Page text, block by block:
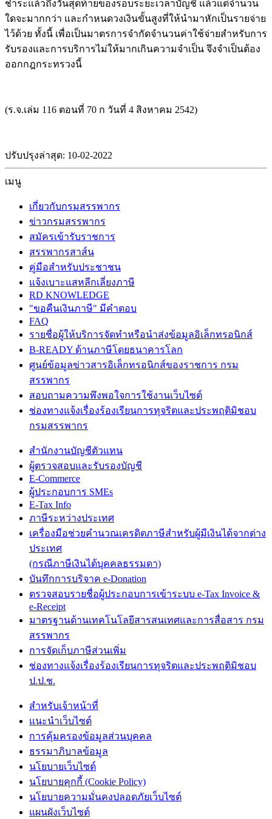
ชำระแล้วถึงวันสุดท้ายของรอบระยะเวลาบัญชี แล้วแต่จำนวน
ใดจะมากกว่า และกำหนดวงเงินขั้นสูงที่ให้นำมาหักเป็นรายจ่าย
ไว้ด้วย ทั้งนี้ เพื่อเป็นมาตรการจำกัดจำนวนค่าใช้จ่ายสำหรับการ
รับรองและการบริการไม่ให้มากเกินความจำเป็น จึงจำเป็นต้อง
ออกกฎกระทรวงนี้
(ร.จ.เล่ม 116 ตอนที่ 70 ก วันที่ 4 สิงหาคม 2542)
ปรับปรุงล่าสุด: 10-02-2022
เมนู
เกี่ยวกับกรมสรรพากร
ข่าวกรมสรรพากร
สมัครเข้ารับราชการ
สรรพากรสาส์น
คู่มือสำหรับประชาชน
แจ้งเบาะแสหลีกเลี่ยงภาษี
RD KNOWLEDGE
"ขอคืนเงินภาษี" มีคำตอบ
FAQ
รายชื่อผู้ให้บริการจัดทำหรือนำส่งข้อมูลอิเล็กทรอนิกส์
B-READY ด้านภาษีโดยธนาคารโลก
ศูนย์ข้อมูลข่าวสารอิเล็กทรอนิกส์ของราชการ กรม
สรรพากร
สอบถามความพึงพอใจการใช้งานเว็บไซต์
ช่องทางแจ้งเรื่องร้องเรียนการทุจริตและประพฤติมิชอบ
กรมสรรพากร
สำนักงานบัญชีตัวแทน
ผู้ตรวจสอบและรับรองบัญชี
E-Commerce
ผู้ประกอบการ SMEs
E-Tax Info
ภาษีระหว่างประเทศ
เครื่องมือช่วยคำนวณเครดิตภาษีสำหรับผู้มีเงินได้จากต่าง
ประเทศ
(กรณีภาษีเงินได้บุคคลธรรมดา)
บันทึกการบริจาค e-Donation
ตรวจสอบรายชื่อผู้ประกอบการเข้าระบบ e-Tax Invoice &
e-Receipt
มาตรฐานด้านเทคโนโลยีสารสนเทศและการสื่อสาร กรม
สรรพากร
การจัดเก็บภาษีส่วนเพิ่ม
ช่องทางแจ้งเรื่องร้องเรียนการทุจริตและประพฤติมิชอบ
ป.ป.ช.
สำหรับเจ้าหน้าที่
แนะนำเว็บไซต์
การคุ้มครองข้อมูลส่วนบุคคล
ธรรมาภิบาลข้อมูล
นโยบายเว็บไซต์
นโยบายคุกกี้ (Cookie Policy)
นโยบายความมั่นคงปลอดภัยเว็บไซต์
แผนผังเว็บไซต์